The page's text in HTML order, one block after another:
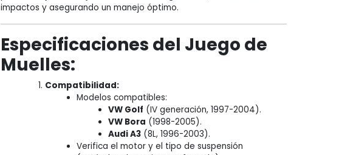
impactos y asegurando un manejo óptimo.
Especificaciones del Juego de
Muelles:
Compatibilidad:
Modelos compatibles:
VW Golf (IV generación, 1997-2004).
VW Bora (1998-2005).
Audi A3 (8L, 1996-2003).
Verifica el motor y el tipo de suspensión